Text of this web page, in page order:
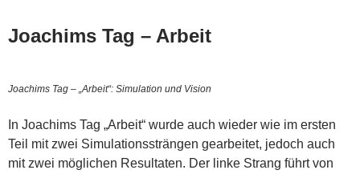
Joachims Tag – Arbeit
Joachims Tag – „Arbeit“: Simulation und Vision
In Joachims Tag „Arbeit“ wurde auch wieder wie im ersten
Teil mit zwei Simulationssträngen gearbeitet, jedoch auch
mit zwei möglichen Resultaten. Der linke Strang führt von